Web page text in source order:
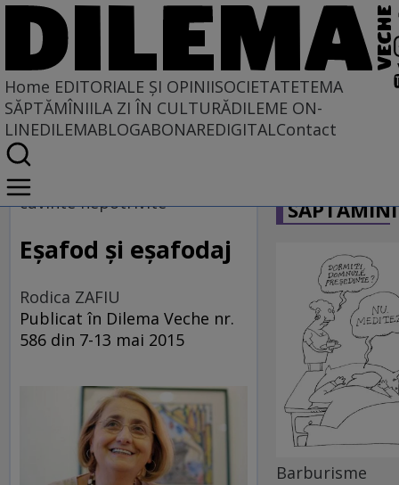
Home EDITORIALE ȘI OPINIISOCIETATETEMA
SĂPTĂMÎNIILA ZI ÎN CULTURĂDILEME ON-
LINEDILEMABLOGABONAREDIGITALContact
Home
EDITORIALE ȘI OPINII
TÎLC SHOW
cuvinte nepotrivite
Eşafod şi eşafodaj
Rodica ZAFIU
Publicat în Dilema Veche nr.
586 din 7-13 mai 2015
Barburisme